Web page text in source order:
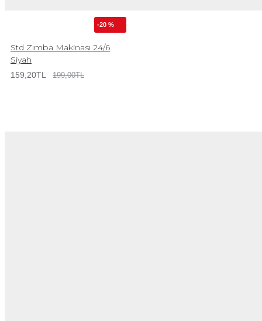
-20 %
Std Zımba Makinası 24/6
Siyah
159,20TL 199,00TL